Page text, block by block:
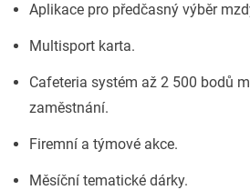
Aplikace pro předčasný výběr
Multisport karta.
Cafeteria systém až 2 500 bodů
zaměstnání.
Firemní a týmové akce.
Měsíční tematické dárky.